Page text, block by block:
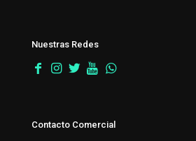
Nuestras Redes
Contacto Comercial